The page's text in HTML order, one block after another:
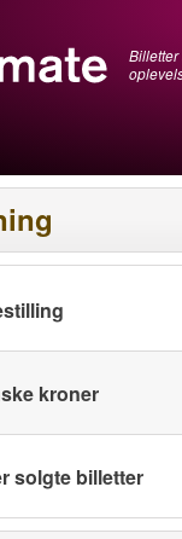
Billetter
kroner
solgte billetter